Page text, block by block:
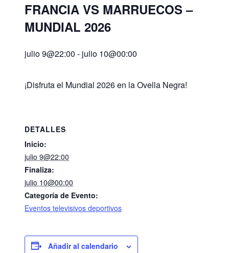
FRANCIA VS MARRUECOS –
MUNDIAL 2026
julio 9@22:00 - julio 10@00:00
¡Disfruta el Mundial 2026 en la Ovella Negra!
DETALLES
Inicio:
julio 9@22:00
Finaliza:
julio 10@00:00
Categoría de Evento:
Eventos televisivos deportivos
Añadir al calendario